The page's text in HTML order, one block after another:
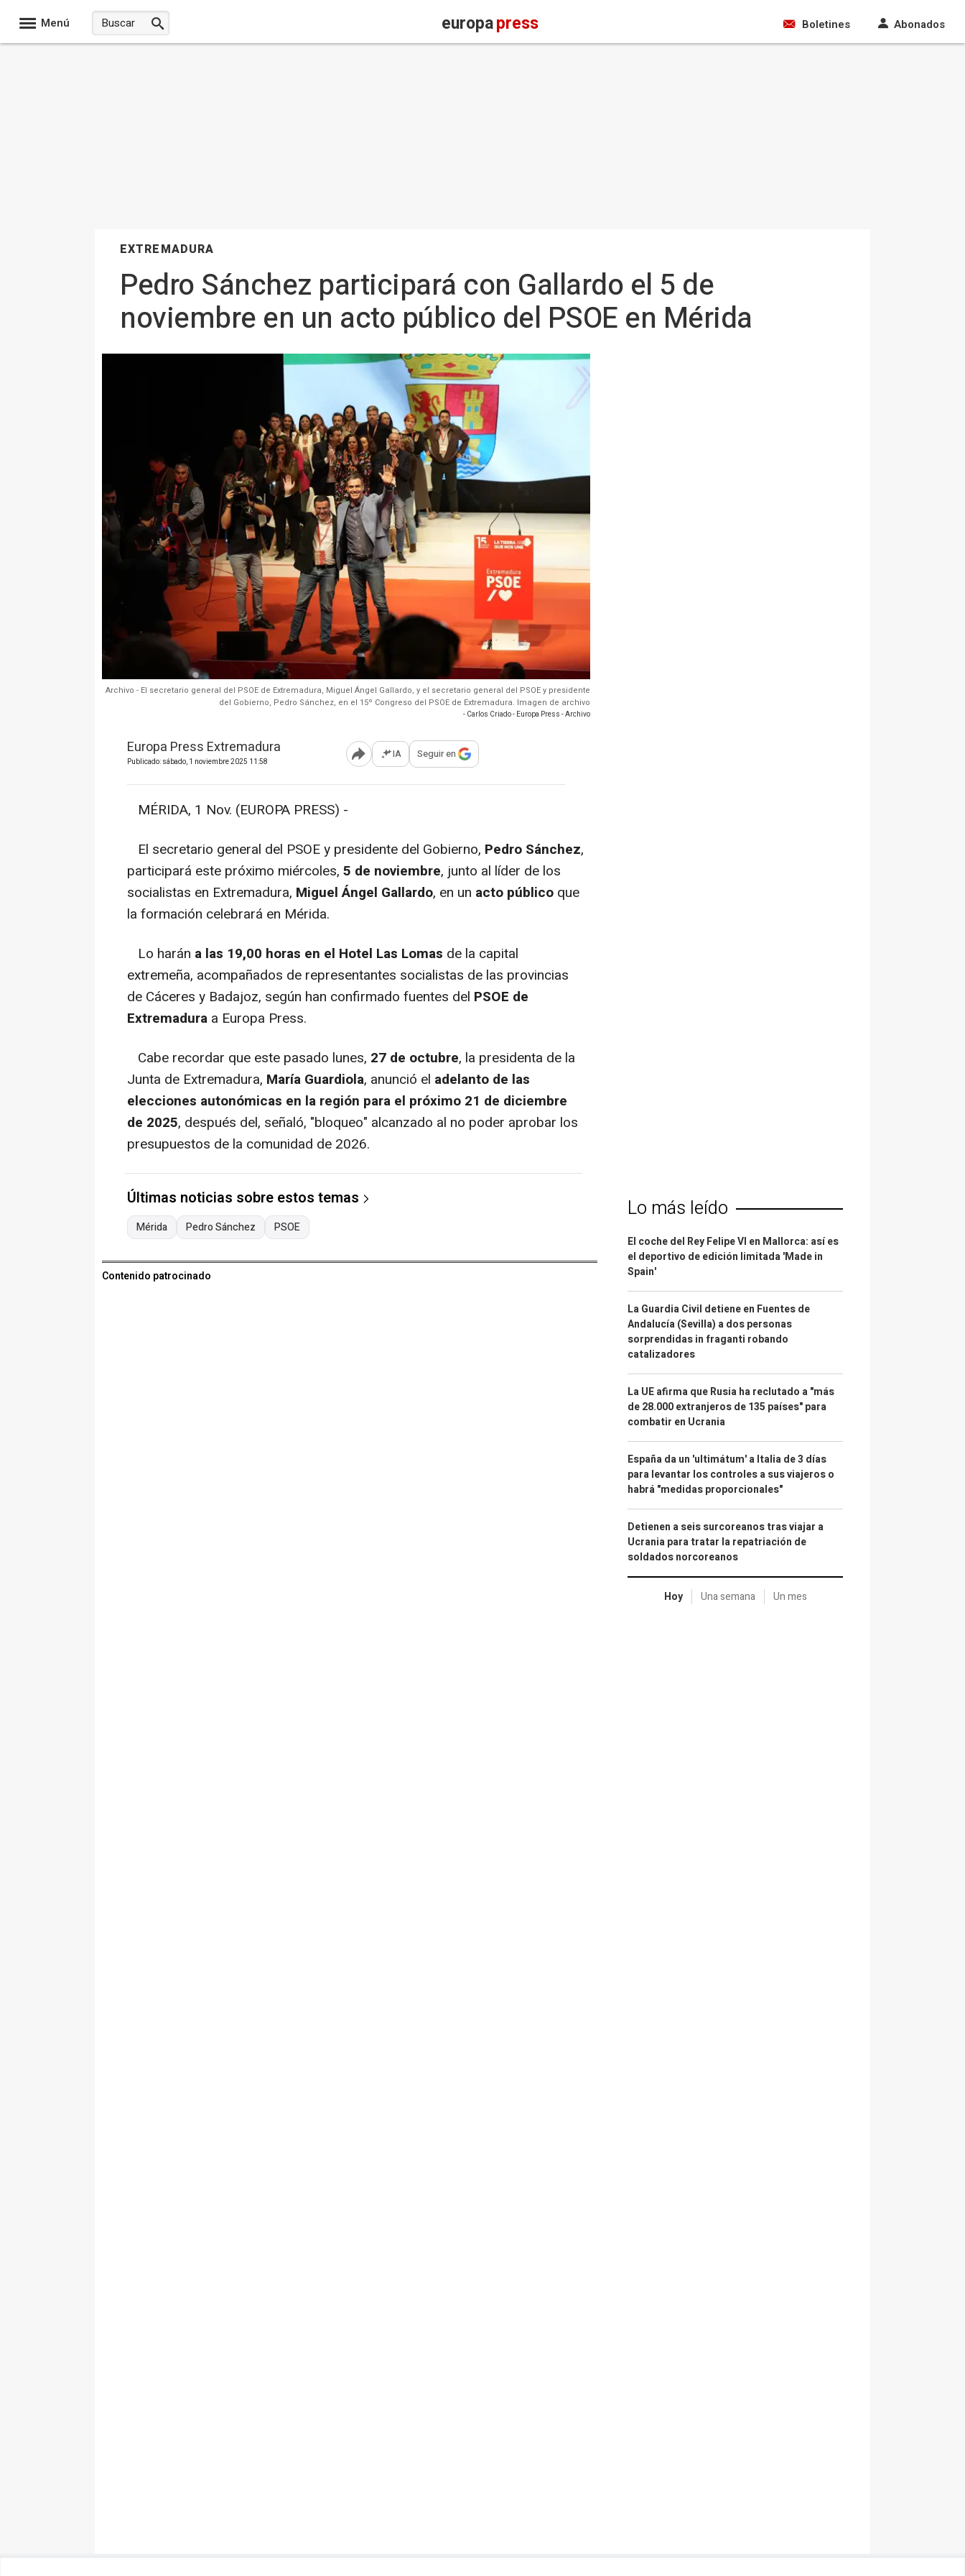
Menú europapress Boletines Abonados
EXTREMADURA
Pedro Sánchez participará con Gallardo el 5 de
noviembre en un acto público del PSOE en Mérida
Archivo - El secretario general del PSOE de Extremadura, Miguel Ángel Gallardo, y el secretario general del PSOE y presidente
del Gobierno, Pedro Sánchez, en el 15º Congreso del PSOE de Extremadura. Imagen de archivo
- Carlos Criado - Europa Press - Archivo
Europa Press Extremadura
Publicado: sábado, 1 noviembre 2025 11:58 Abrir opciones para compartir
IA Seguir en
MÉRIDA, 1 Nov. (EUROPA PRESS) -
El secretario general del PSOE y presidente del Gobierno, Pedro Sánchez,
participará este próximo miércoles, 5 de noviembre, junto al líder de los
socialistas en Extremadura, Miguel Ángel Gallardo, en un acto público que
la formación celebrará en Mérida.
Lo harán a las 19,00 horas en el Hotel Las Lomas de la capital
extremeña, acompañados de representantes socialistas de las provincias
de Cáceres y Badajoz, según han confirmado fuentes del PSOE de
Extremadura a Europa Press.
Cabe recordar que este pasado lunes, 27 de octubre, la presidenta de la
Junta de Extremadura, María Guardiola, anunció el adelanto de las
elecciones autonómicas en la región para el próximo 21 de diciembre
de 2025, después del, señaló, "bloqueo" alcanzado al no poder aprobar los
presupuestos de la comunidad de 2026.
Últimas noticias sobre estos temas
Mérida Pedro Sánchez PSOE
Contenido patrocinado
Lo más leído
El coche del Rey Felipe VI en Mallorca: así es
el deportivo de edición limitada 'Made in
Spain'
La Guardia Civil detiene en Fuentes de
Andalucía (Sevilla) a dos personas
sorprendidas in fraganti robando
catalizadores
La UE afirma que Rusia ha reclutado a "más
de 28.000 extranjeros de 135 países" para
combatir en Ucrania
España da un 'ultimátum' a Italia de 3 días
para levantar los controles a sus viajeros o
habrá "medidas proporcionales"
Detienen a seis surcoreanos tras viajar a
Ucrania para tratar la repatriación de
soldados norcoreanos
Hoy Una semana Un mes